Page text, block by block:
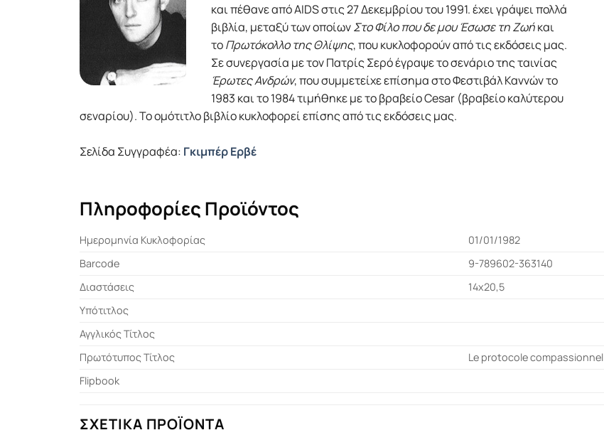
και πέθανε από AIDS στις 27 Δεκεμβρίου του 1991. έχει γράψει πολλά
βιβλία, μεταξύ των οποίωνΣτο Φίλο που δε μου Έσωσε τη Ζωήκαι
τοΠρωτόκολλο της Θλίψης, που κυκλοφορούν από τις εκδόσεις μας.
Σε συνεργασία με τον Πατρίς Σερό έγραψε το σενάριο της ταινίας
Έρωτες Ανδρών, που συμμετείχε επίσημα στο Φεστιβάλ Καννών το
1983 και το 1984 τιμήθηκε με το βραβείο Cesar (βραβείο καλύτερου
σεναρίου). Το ομότιτλο βιβλίο κυκλοφορεί επίσης από τις εκδόσεις μας.
Σελίδα Συγγραφέα: Γκιμπέρ Ερβέ
Πληροφορίες Προϊόντος
Ημερομηνία Κυκλοφορίας
01/01/1982
Barcode
9-789602-363140
Διαστάσεις
14x20,5
Υπότιτλος
Αγγλικός Τίτλος
Πρωτότυπος Τίτλος
Le protocole compassionnel
Flipbook
ΣΧΕΤΙΚΆ ΠΡΟΪΌΝΤΑ